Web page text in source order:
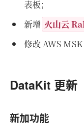
表板；
新增 火山云
修改 AWS MSK
DataKit 更新
新加功能